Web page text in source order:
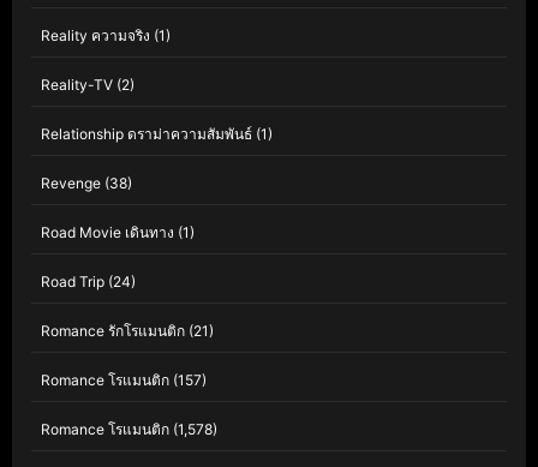
Reality ความจริง (1)
Reality-TV (2)
Relationship ดราม่าความสัมพันธ์ (1)
Revenge (38)
Road Movie เดินทาง (1)
Road Trip (24)
Romance รักโรแมนติก (21)
Romance โรแมนติก (157)
Romance โรแมนติก (1,578)